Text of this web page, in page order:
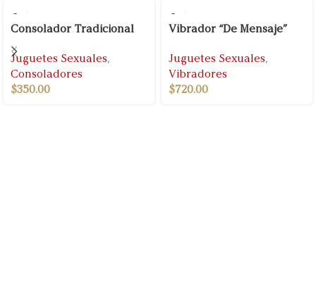
Consolador Tradicional
Juguetes Sexuales,
Consoladores
$350.00
Vibrador “De Mensaje”
Juguetes Sexuales,
Vibradores
$720.00